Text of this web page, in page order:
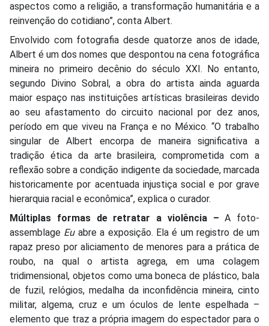
aspectos como a religião, a transformação humanitária e a
reinvenção do cotidiano”, conta Albert.
Envolvido com fotografia desde quatorze anos de idade,
Albert é um dos nomes que despontou na cena fotográfica
mineira no primeiro decênio do século XXI. No entanto,
segundo Divino Sobral, a obra do artista ainda aguarda
maior espaço nas instituições artísticas brasileiras devido
ao seu afastamento do circuito nacional por dez anos,
período em que viveu na França e no México. “O trabalho
singular de Albert encorpa de maneira significativa a
tradição ética da arte brasileira, comprometida com a
reflexão sobre a condição indigente da sociedade, marcada
historicamente por acentuada injustiça social e por grave
hierarquia racial e econômica”, explica o curador.
Múltiplas formas de retratar a violência – A foto-
assemblage Euabre a exposição. Ela é um registro de um
rapaz preso por aliciamento de menores para a prática de
roubo, na qual o artista agrega, em uma colagem
tridimensional, objetos como uma boneca de plástico, bala
de fuzil, relógios, medalha da inconfidência mineira, cinto
militar, algema, cruz e um óculos de lente espelhada –
elemento que traz a própria imagem do espectador para o